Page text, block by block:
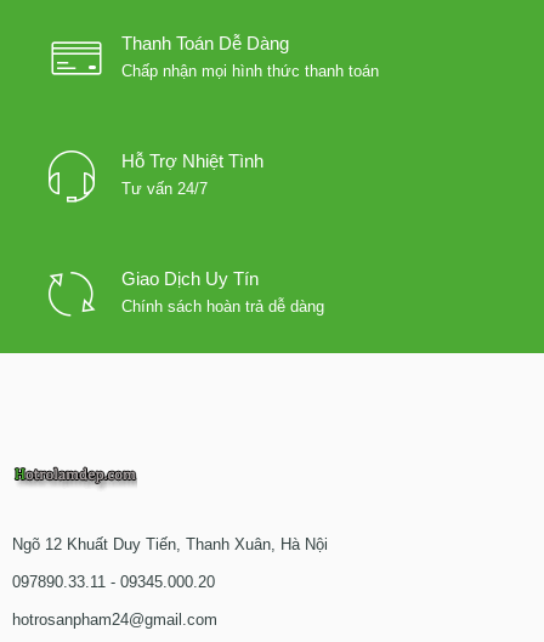
Thanh Toán Dễ Dàng
Chấp nhận mọi hình thức thanh toán
Hỗ Trợ Nhiệt Tình
Tư vấn 24/7
Giao Dịch Uy Tín
Chính sách hoàn trả dễ dàng
Ngõ 12 Khuất Duy Tiến, Thanh Xuân, Hà Nội
097890.33.11 - 09345.000.20
hotrosanpham24@gmail.com